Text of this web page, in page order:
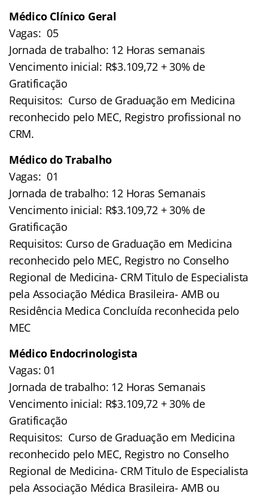
Médico Clínico Geral
Vagas: 05
Jornada de trabalho: 12 Horas semanais
Vencimento inicial: R$3.109,72 + 30% de
Gratificação
Requisitos: Curso de Graduação em Medicina
reconhecido pelo MEC, Registro profissional no
CRM.
Médico do Trabalho
Vagas: 01
Jornada de trabalho: 12 Horas Semanais
Vencimento inicial: R$3.109,72 + 30% de
Gratificação
Requisitos: Curso de Graduação em Medicina
reconhecido pelo MEC, Registro no Conselho
Regional de Medicina- CRM Titulo de Especialista
pela Associação Médica Brasileira- AMB ou
Residência Medica Concluída reconhecida pelo
MEC
Médico Endocrinologista
Vagas: 01
Jornada de trabalho: 12 Horas Semanais
Vencimento inicial: R$3.109,72 + 30% de
Gratificação
Requisitos: Curso de Graduação em Medicina
reconhecido pelo MEC, Registro no Conselho
Regional de Medicina- CRM Titulo de Especialista
pela Associação Médica Brasileira- AMB ou